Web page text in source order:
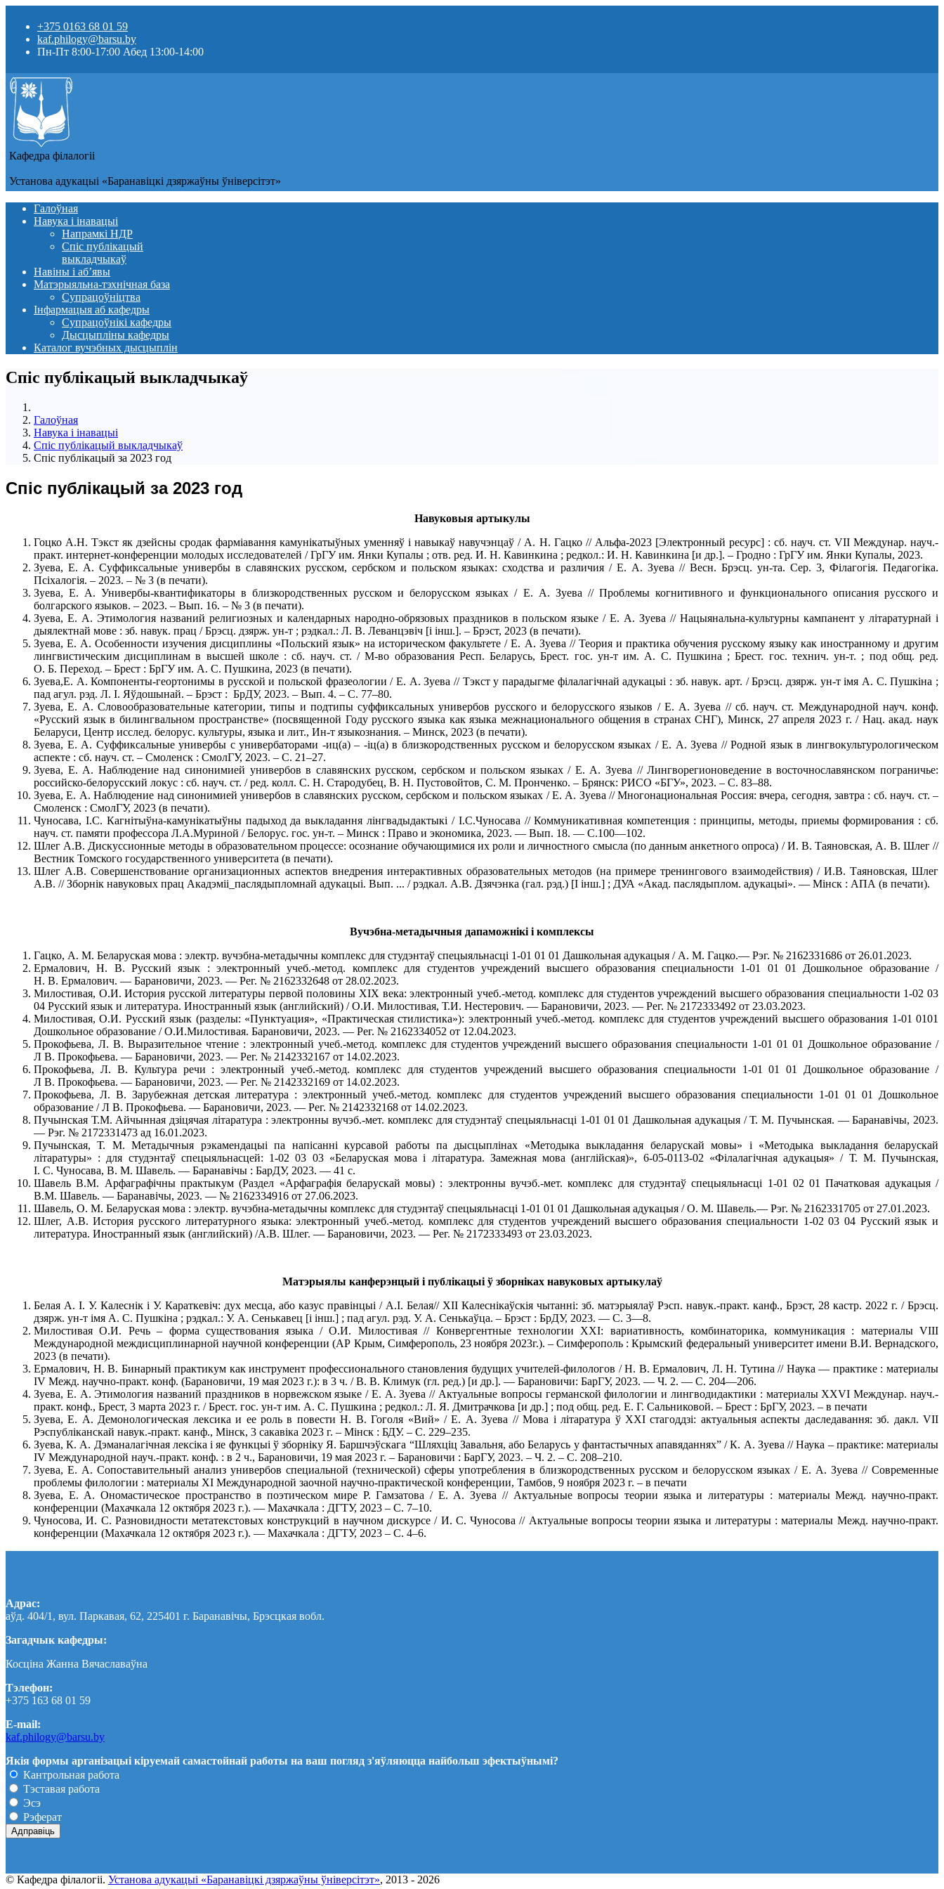
+375 0163 68 01 59
kaf.philogy@barsu.by
Пн-Пт 8:00-17:00 Абед 13:00-14:00
Кафедра фiлалогii
Установа адукацыi «Баранавіцкі дзяржаўны ўніверсітэт»
Галоўная
Навука і інавацыі
Напрамкі НДР
Спіс публікацый
выкладчыкаў
Навіны i аб’явы
Матэрыяльна-тэхнічная база
Супрацоўніцтва
Інфармацыя аб кафедры
Супрацоўнікі кафедры
Дысцыпліны кафедры
Каталог вучэбных дысцыплін
Спіс публікацый выкладчыкаў
Галоўная
Навука і інавацыі
Спіс публікацый выкладчыкаў
Спіс публікацый за 2023 год
Спіс публікацый за 2023 год
Навуковыя артыкулы
Гоцко А.Н. Тэкст як дзейсны сродак фарміавання камунікатыўных уменняў і навыкаў навучэнцаў / А. Н. Гацко // Альфа-2023 [Электронный ресурс] : сб. науч. ст. VII Междунар. науч.-
практ. интернет-конференции молодых исследователей / ГрГУ им. Янки Купалы ; отв. ред. И. Н. Кавинкина ; редкол.: И. Н. Кавинкина [и др.]. – Гродно : ГрГУ им. Янки Купалы, 2023.
Зуева, Е. А. Суффиксальные универбы в славянских русском, сербском и польском языках: сходства и различия / Е. А. Зуева // Весн. Брэсц. ун-та. Сер. 3, Філагогія. Педагогіка.
Псіхалогія. – 2023. – № 3 (в печати).
Зуева, Е. А. Универбы-квантификаторы в близкородственных русском и белорусском языках / Е. А. Зуева // Проблемы когнитивного и функционального описания русского и
болгарского языков. – 2023. – Вып. 16. – № 3 (в печати).
Зуева, Е. А. Этимология названий религиозных и календарных народно-обрязовых праздников в польском языке / Е. А. Зуева // Нацыянальна-культурны кампанент у літаратурнай і
дыялектнай мове : зб. навук. прац / Брэсц. дзярж. ун-т ; рэдкал.: Л. В. Леванцэвiч [i iнш.]. – Брэст, 2023 (в печати).
Зуева, Е. А. Особенности изучения дисциплины «Польский язык» на историческом факультете / Е. А. Зуева // Теория и практика обучения русскому языку как иностранному и другим
лингвистическим дисциплинам в высшей школе : сб. науч. ст. / М-во образования Респ. Беларусь, Брест. гос. ун-т им. А. С. Пушкина ; Брест. гос. технич. ун-т. ; под общ. ред.
О. Б. Переход. – Брест : БрГУ им. А. С. Пушкина, 2023 (в печати).
Зуева,Е. А. Компоненты-геортонимы в русской и польской фразеологии / Е. А. Зуева // Тэкст у парадыгме філалагічнай адукацыі : зб. навук. арт. / Брэсц. дзярж. ун-т імя А. С. Пушкіна ;
пад агул. рэд. Л. І. Яўдошынай. – Брэст : БрДУ, 2023. – Вып. 4. – С. 77–80.
Зуева, Е. А. Словообразовательные категории, типы и подтипы суффиксальных универбов русского и белорусского языков / Е. А. Зуева // сб. науч. ст. Международной науч. конф.
«Русский язык в билингвальном пространстве» (посвященной Году русского языка как языка межнационального общения в странах СНГ), Минск, 27 апреля 2023 г. / Нац. акад. наук
Беларуси, Центр исслед. белорус. культуры, языка и лит., Ин-т языкознания. – Минск, 2023 (в печати).
Зуева, Е. А. Суффиксальные универбы с универбаторами -иц(а) – -iц(а) в близкородственных русском и белорусском языках / Е. А. Зуева // Родной язык в лингвокультурологическом
аспекте : сб. науч. ст. – Смоленск : СмолГУ, 2023. – С. 21–27.
Зуева, Е. А. Наблюдение над синонимией универбов в славянских русском, сербском и польском языках / Е. А. Зуева // Лингворегионоведение в восточнославянском пограничье:
российско-белорусский локус : сб. науч. ст. / ред. колл. С. Н. Стародубец, В. Н. Пустовойтов, С. М. Пронченко. – Брянск: РИСО «БГУ», 2023. – С. 83–88.
Зуева, Е. А. Наблюдение над синонимией универбов в славянских русском, сербском и польском языках / Е. А. Зуева // Многонациональная Россия: вчера, сегодня, завтра : сб. науч. ст. –
Смоленск : СмолГУ, 2023 (в печати).
Чуносава, I.С. Кагнiтыўна-камунiкатыўны падыход да выкладання лiнгвадыдактыкi / I.С.Чуносава // Коммуникативная компетенция : принципы, методы, приемы формирования : сб.
науч. ст. памяти профессора Л.А.Муриной / Белорус. гос. ун-т. – Минск : Право и экономика, 2023. — Вып. 18. — С.100—102.
Шлег А.В. Дискуссионные методы в образовательном процессе: осознание обучающимися их роли и личностного смысла (по данным анкетного опроса) / И. В. Таяновская, А. В. Шлег //
Вестник Томского государственного университета (в печати).
Шлег А.В. Совершенствование организационных аспектов внедрения интерактивных образовательных методов (на примере тренингового взаимодействия) / И.В. Таяновская, Шлег
А.В. // Зборнік навуковых прац Акадэміі_паслядыпломнай адукацыі. Вып. ... / рэдкал. А.В. Дзячэнка (гал. рэд.) [I iнш.] ; ДУА «Акад. паслядыплом. адукацыі». — Мінск : АПА (в печати).
Вучэбна-метадычныя дапаможнікі і комплексы
Гацко, А. М. Беларуская мова : электр. вучэбна-метадычны комплекс для студэнтаў спецыяльнасці 1-01 01 01 Дашкольная адукацыя / А. М. Гацко.— Рэг. № 2162331686 от 26.01.2023.
Ермалович, Н. В. Русский язык : электронный учеб.-метод. комплекс для студентов учреждений высшего образования специальности 1-01 01 01 Дошкольное образование /
Н. В. Ермалович. — Барановичи, 2023. — Рег. № 2162332648 от 28.02.2023.
Милостивая, О.И. История русской литературы первой половины XIX века: электронный учеб.-метод. комплекс для студентов учреждений высшего образования специальности 1-02 03
04 Русский язык и литература. Иностранный язык (английский) / О.И. Милостивая, Т.И. Нестерович. — Барановичи, 2023. — Рег. № 2172333492 от 23.03.2023.
Милостивая, О.И. Русский язык (разделы: «Пунктуация», «Практическая стилистика»): электронный учеб.-метод. комплекс для студентов учреждений высшего образования 1-01 0101
Дошкольное образование / О.И.Милостивая. Барановичи, 2023. — Рег. № 2162334052 от 12.04.2023.
Прокофьева, Л. В. Выразительное чтение : электронный учеб.-метод. комплекс для студентов учреждений высшего образования специальности 1-01 01 01 Дошкольное образование /
Л В. Прокофьева. — Барановичи, 2023. — Рег. № 2142332167 от 14.02.2023.
Прокофьева, Л. В. Культура речи : электронный учеб.-метод. комплекс для студентов учреждений высшего образования специальности 1-01 01 01 Дошкольное образование /
Л В. Прокофьева. — Барановичи, 2023. — Рег. № 2142332169 от 14.02.2023.
Прокофьева, Л. В. Зарубежная детская литература : электронный учеб.-метод. комплекс для студентов учреждений высшего образования специальности 1-01 01 01 Дошкольное
образование / Л В. Прокофьева. — Барановичи, 2023. — Рег. № 2142332168 от 14.02.2023.
Пучынская Т.М. Айчынная дзіцячая літаратура : электронны вучэб.-мет. комплекс для студэнтаў спецыяльнасці 1-01 01 01 Дашкольная адукацыя / Т. М. Пучынская. — Баранавічы, 2023.
— Рэг. № 2172331473 ад 16.01.2023.
Пучынская, Т. М. Метадычныя рэкамендацыі па напісанні курсавой работы па дысцыплінах «Методыка выкладання беларускай мовы» і «Методыка выкладання беларускай
літаратуры» : для студэнтаў спецыяльнасцей: 1-02 03 03 «Беларуская мова і літаратура. Замежная мова (англійская)», 6-05-0113-02 «Філалагічная адукацыя» / Т. М. Пучынская,
І. С. Чуносава, В. М. Шавель. — Баранавічы : БарДУ, 2023. — 41 с.
Шавель В.М. Арфаграфічны практыкум (Раздел «Арфаграфія беларускай мовы) : электронны вучэб.-мет. комплекс для студэнтаў спецыяльнасці 1-01 02 01 Пачатковая адукацыя /
В.М. Шавель. — Баранавічы, 2023. — № 2162334916 от 27.06.2023.
Шавель, О. М. Беларуская мова : электр. вучэбна-метадычны комплекс для студэнтаў спецыяльнасці 1-01 01 01 Дашкольная адукацыя / О. М. Шавель.— Рэг. № 2162331705 от 27.01.2023.
Шлег, А.В. История русского литературного языка: электронный учеб.-метод. комплекс для студентов учреждений высшего образования специальности 1-02 03 04 Русский язык и
литература. Иностранный язык (английский) /А.В. Шлег. — Барановичи, 2023. — Рег. № 2172333493 от 23.03.2023.
Матэрыялы канферэнцый і публікацыі ў зборніках навуковых артыкулаў
Белая А. І. У. Калеснік і У. Караткевіч: дух месца, або казус правінцыі / А.І. Белая// ХІІ Калеснікаўскія чытанні: зб. матэрыялаў Рэсп. навук.-практ. канф., Брэст, 28 кастр. 2022 г. / Брэсц.
дзярж. ун-т імя А. С. Пушкіна ; рэдкал.: У. А. Сенькавец [і інш.] ; пад агул. рэд. У. А. Сенькаўца. – Брэст : БрДУ, 2023. — С. 3—8.
Милостивая О.И. Речь – форма существования языка / О.И. Милостивая // Конвергентные технологии ХХI: вариативность, комбинаторика, коммуникация : материалы VIII
Международной междисциплинарной научной конференции (АР Крым, Симферополь, 23 ноября 2023г.). – Симферополь : Крымский федеральный университет имени В.И. Вернадского,
2023 (в печати).
Ермалович, Н. В. Бинарный практикум как инструмент профессионального становления будущих учителей-филологов / Н. В. Ермалович, Л. Н. Тутина // Наука — практике : материалы
IV Межд. научно-практ. конф. (Барановичи, 19 мая 2023 г.): в 3 ч. / В. В. Климук (гл. ред.) [и др.]. — Барановичи: БарГУ, 2023. — Ч. 2. — С. 204—206.
Зуева, Е. А. Этимология названий праздников в норвежском языке / Е. А. Зуева // Актуальные вопросы германской филологии и лингводидактики : материалы XXVI Междунар. науч.-
практ. конф., Брест, 3 марта 2023 г. / Брест. гос. ун-т им. А. С. Пушкина ; редкол.: Л. Я. Дмитрачкова [и др.] ; под общ. ред. Е. Г. Сальниковой. – Брест : БрГУ, 2023. – в печати
Зуева, Е. А. Демонологическая лексика и ее роль в повести Н. В. Гоголя «Вий» / Е. А. Зуева // Мова i лiтаратура ў XXI стагоддзi: актуальныя аспекты даследавання: зб. дакл. VII
Рэспублiканскай навук.-практ. канф., Мiнск, 3 сакавiка 2023 г. – Мiнск : БДУ. – С. 229–235.
Зуева, К. А. Дэманалагiчная лексiка i яе функцыi ў зборнiку Я. Баршчэўскага “Шляхцiц Завальня, або Беларусь у фантастычных апавяданнях” / К. А. Зуева // Наука – практике: материалы
IV Международной науч.-практ. конф. : в 2 ч., Барановичи, 19 мая 2023 г. – Барановичи : БарГУ, 2023. – Ч. 2. – С. 208–210.
Зуева, Е. А. Сопоставительный анализ универбов специальной (технической) сферы употребления в близкородственных русском и белорусском языках / Е. А. Зуева // Современные
проблемы филологии : материалы XI Международной заочной научно-практической конференции, Тамбов, 9 ноября 2023 г. – в печати
Зуева, Е. А. Ономастическое пространство в поэтическом мире Р. Гамзатова / Е. А. Зуева // Актуальные вопросы теории языка и литературы : материалы Межд. научно-практ.
конференции (Махачкала 12 октября 2023 г.). — Махачкала : ДГТУ, 2023 – С. 7–10.
Чуносова, И. С. Разновидности метатекстовых конструкций в научном дискурсе / И. С. Чуносова // Актуальные вопросы теории языка и литературы : материалы Межд. научно-практ.
конференции (Махачкала 12 октября 2023 г.). — Махачкала : ДГТУ, 2023 – С. 4–6.
Адрас:
аўд. 404/1, вул. Паркавая, 62, 225401 г. Баранавічы, Брэсцкая вобл.
Загадчык кафедры:
Косціна Жанна Вячаславаўна
Тэлефон:
+375 163 68 01 59
E-mail:
kaf.philogy@barsu.by
Якія формы арганізацыі кіруемай самастойнай работы на ваш погляд з'яўляюцца найбольш эфектыўнымі?
Кантрольная работа
Тэставая работа
Эсэ
Рэферат
© Кафедра фiлалогii. Установа адукацыi «Баранавіцкі дзяржаўны ўніверсітэт», 2013 - 2026